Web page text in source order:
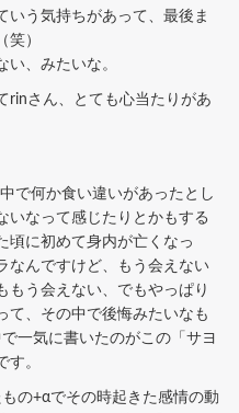
いう気持ちがあって、最後ま
笑）
、みたいな。
rinさん、とても心当たりがあ
で何か食い違いがあったとし
いなって感じたりとかもする
頃に初めて身内が亡くなっ
なんですけど、もう会えない
もう会えない、でもやっぱり
て、その中で後悔みたいなも
一気に書いたのがこの「サヨ
す。
の+αでその時起きた感情の動